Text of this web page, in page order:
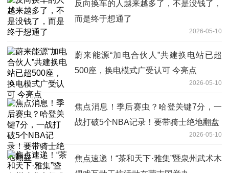
反向换车的人越来越多了，不是没钱了，
而是终于想通了
2026-05-10
蔚来能源“加电合伙人”共建换电站已超
500座，换电模式广受认可 今亮点
2026-05-10
焦点消息！季后赛虫？哈登关键7分，一
战打破5个NBA记录！要带骑士绝地翻盘
2026-05-10
焦点速递！“茶和天下·雅集”暨泉州武术木